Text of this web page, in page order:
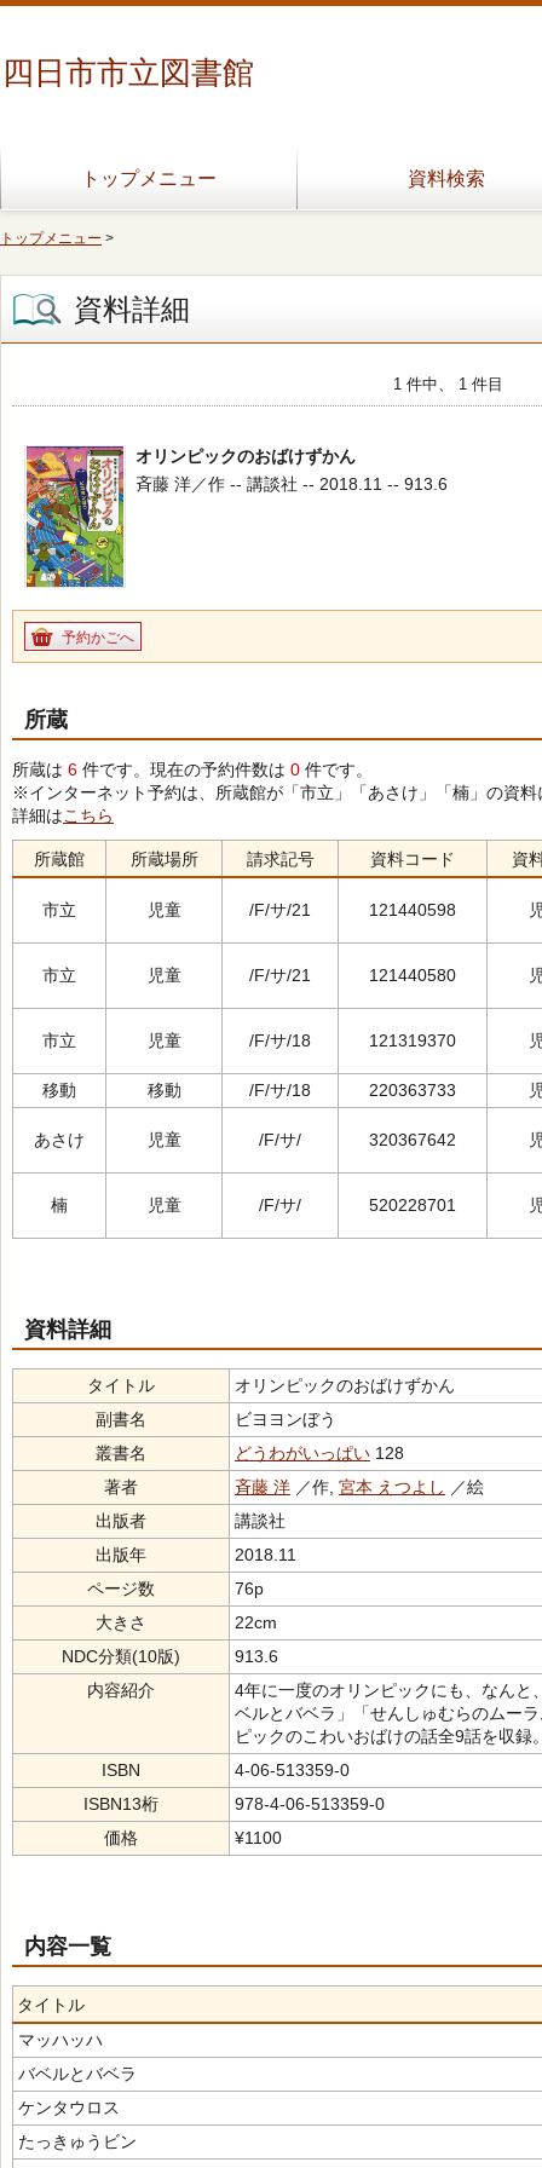
四日市市立図書館
トップメニュー 資料検索
トップメニュー >
資料詳細
1 件中、 1 件目
オリンピックのおばけずかん
斉藤 洋／作 -- 講談社 -- 2018.11 -- 913.6
予約かごへ
所蔵
所蔵は 6 件です。現在の予約件数は 0 件です。
※インターネット予約は、所蔵館が「市立」「あさけ」「楠」の資
詳細はこちら
所蔵館 所蔵場所 請求記号 資料コード 資
市立 児童 /F/サ/21 121440598
市立 児童 /F/サ/21 121440580
市立 児童 /F/サ/18 121319370
移動 移動 /F/サ/18 220363733
あさけ 児童 /F/サ/ 320367642
楠 児童 /F/サ/ 520228701
資料詳細
タイトル
オリンピックのおばけずかん
副書名
ビヨヨンぼう
叢書名
どうわがいっぱい 128
著者
斉藤 洋 ／作, 宮本 えつよし ／絵
出版者
講談社
出版年
2018.11
ページ数
76p
大きさ
22cm
NDC分類(10版)
913.6
内容紹介
4年に一度のオリンピックにも、なん
ベルとバベラ」「せんしゅむらのムー
ピックのこわいおばけの話全9話を収録
ISBN
4-06-513359-0
ISBN13桁
978-4-06-513359-0
価格
¥1100
内容一覧
タイトル
マッハッハ
バベルとバベラ
ケンタウロス
たっきゅうビン